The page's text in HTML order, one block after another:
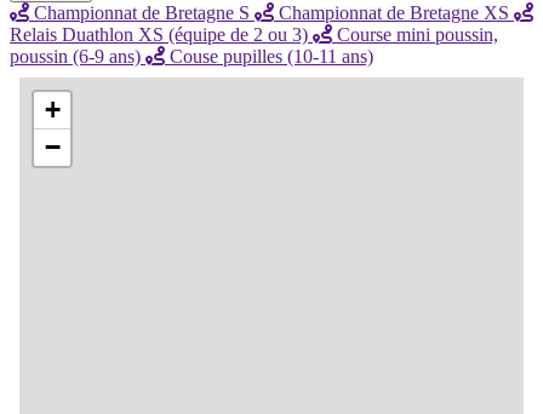
Championnat de Bretagne S
Championnat de Bretagne XS
Relais Duathlon XS (équipe de 2 ou 3)
Course mini poussin,
poussin (6-9 ans)
Couse pupilles (10-11 ans)